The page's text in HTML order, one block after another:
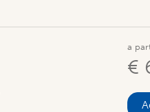
a
€